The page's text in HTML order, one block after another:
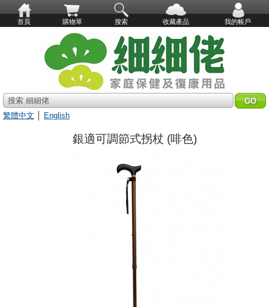
首頁 購物單 搜索 收藏產品 我的帳戶
搜索 細細佬
繁體中文
English
銀適可調節式拐杖 (啡色)